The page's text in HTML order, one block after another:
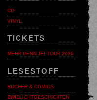
CD
VINYL
TICKETS
MEHR DENN JE! TOUR 2026
LESESTOFF
BÜCHER & COMICS
ZWIELICHTGESCHICHTEN